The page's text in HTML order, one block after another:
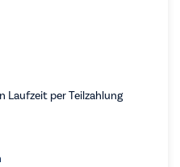
Laufzeit per Teilzahlung